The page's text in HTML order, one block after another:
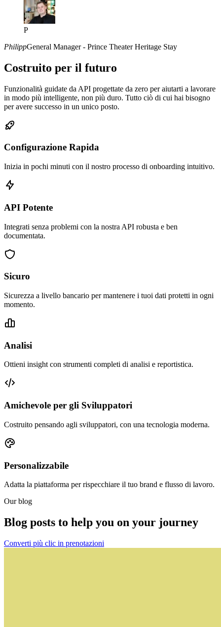
P
PhilippGeneral Manager - Prince Theater Heritage Stay
Costruito per il futuro
Funzionalità guidate da API progettate da zero per aiutarti a lavorare
in modo più intelligente, non più duro. Tutto ciò di cui hai bisogno
per avere successo in un unico posto.
Configurazione Rapida
Inizia in pochi minuti con il nostro processo di onboarding intuitivo.
API Potente
Integrati senza problemi con la nostra API robusta e ben
documentata.
Sicuro
Sicurezza a livello bancario per mantenere i tuoi dati protetti in ogni
momento.
Analisi
Ottieni insight con strumenti completi di analisi e reportistica.
Amichevole per gli Sviluppatori
Costruito pensando agli sviluppatori, con una tecnologia moderna.
Personalizzabile
Adatta la piattaforma per rispecchiare il tuo brand e flusso di lavoro.
Our blog
Blog posts to help you on your journey
Converti più clic in prenotazioni